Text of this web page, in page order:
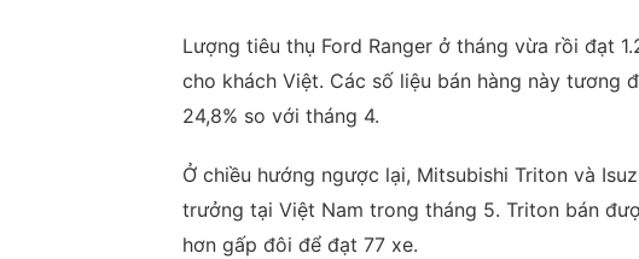
Lượng tiêu thụ Ford Ranger ở tháng vừa rồi đạt
cho khách Việt. Các số liệu bán hàng này tương
24,8% so với tháng 4.
Ở chiều hướng ngược lại, Mitsubishi Triton và
trưởng tại Việt Nam trong tháng 5. Triton bán
hơn gấp đôi để đạt 77 xe.